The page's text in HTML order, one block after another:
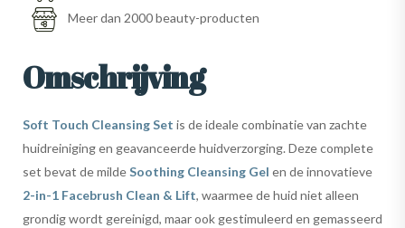
Meer dan 2000 beauty-producten
Omschrijving
Soft Touch Cleansing Set is de ideale combinatie van zachte
huidreiniging en geavanceerde huidverzorging. Deze complete
set bevat de mildeSoothing Cleansing Gel en de innovatieve
2-in-1 Facebrush Clean & Lift, waarmee de huid niet alleen
grondig wordt gereinigd, maar ook gestimuleerd en gemasseerd